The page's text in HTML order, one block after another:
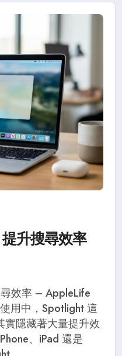
升搜尋效率
用中，Spotlight 這
實隱藏著大量提升效
、iPad 還是